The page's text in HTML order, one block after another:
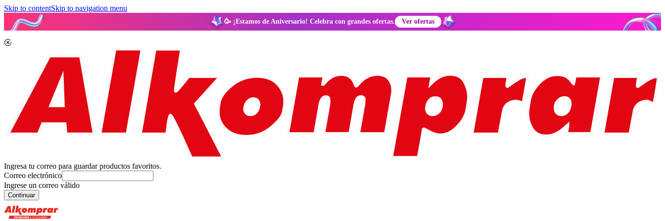
Skip to contentSkip to navigation menu
🥳 ¡Estamos de Aniversario! Celebra con grandes ofertas. Ver ofertas
Ingresa tu correo para guardar productos favoritos.
Correo electrónico
Ingrese un correo válido
Continuar